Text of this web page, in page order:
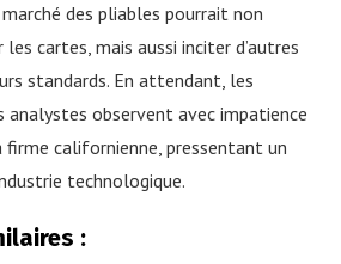
marché des pliables pourrait non
cartes, mais aussi inciter d’autres
standards. En attendant, les
observent avec impatience
californienne, pressentant un
technologique.
: